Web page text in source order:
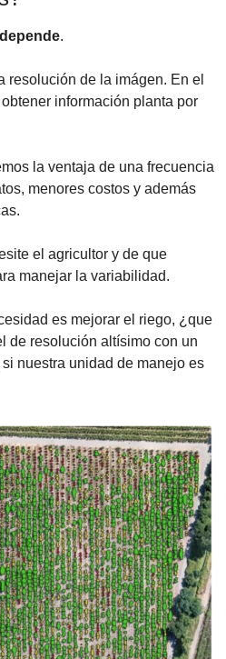
depende.
resolución de la imágen. En el
información planta por
la ventaja de una frecuencia
menores costos y además
el agricultor y de que
manejar la variabilidad.
es mejorar el riego, ¿que
de resolución altísimo con un
nuestra unidad de manejo es